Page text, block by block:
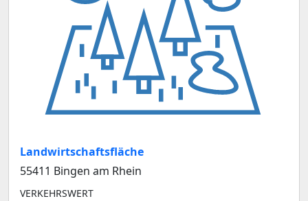
Landwirtschaftsfläche
55411 Bingen am Rhein
VERKEHRSWERT